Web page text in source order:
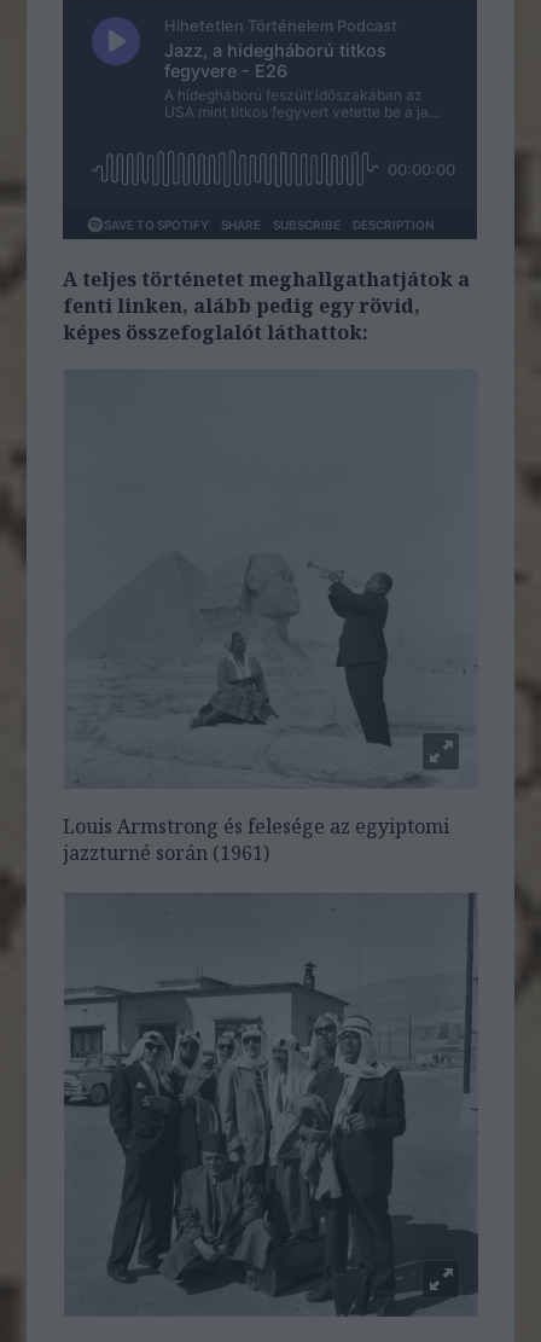
A teljes történetet meghallgathatjátok a
fenti linken, alább pedig egy rövid,
képes összefoglalót láthattok:
Louis Armstrong és felesége az egyiptomi
jazzturné során (1961)